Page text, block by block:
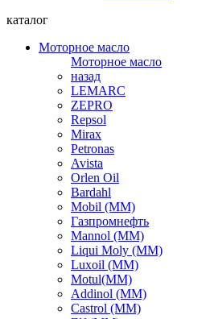
каталог
Моторное масло
Моторное масло
назад
LEMARC
ZEPRO
Repsol
Mirax
Petronas
Avista
Orlen Oil
Bardahl
Mobil (ММ)
Газпромнефть
Mannol (ММ)
Liqui Moly (ММ)
Luxoil (ММ)
Motul(ММ)
Addinol (ММ)
Castrol (ММ)